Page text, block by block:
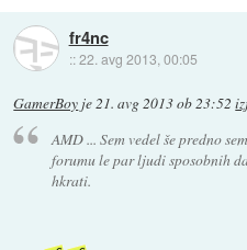
fr4nc
::22. avg 2013, 00:05
GamerBoy je21. avg 2013 ob 23:52
AMD ... Sem vedel še predno
forumu le par ljudi sposobnih
hkrati.